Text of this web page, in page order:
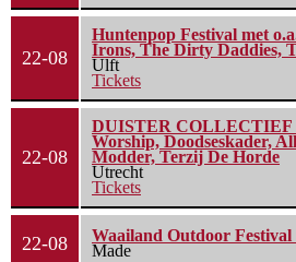
22-08
Huntenpop Festival met
Irons, The Dirty Daddies,
Ulft
Tickets
22-08
DUISTER COLLECTIEF
Worship, Doodseskader,
Modder, Terzij De Horde
Utrecht
Tickets
22-08
Waailand Outdoor Festival
Made